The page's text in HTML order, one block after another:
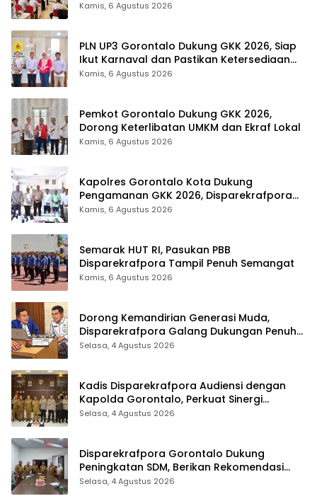
Tingkat Provinsi Gorontalo
Kamis, 6 Agustus 2026
PLN UP3 Gorontalo Dukung GKK 2026, Siap
Ikut Karnaval dan Pastikan Ketersediaan
Listrik
Kamis, 6 Agustus 2026
Pemkot Gorontalo Dukung GKK 2026,
Dorong Keterlibatan UMKM dan Ekraf Lokal
Kamis, 6 Agustus 2026
Kapolres Gorontalo Kota Dukung
Pengamanan GKK 2026, Disparekrafpora
Perkuat Sinergi Lintas Sektor
Kamis, 6 Agustus 2026
Semarak HUT RI, Pasukan PBB
Disparekrafpora Tampil Penuh Semangat
Kamis, 6 Agustus 2026
Dorong Kemandirian Generasi Muda,
Disparekrafpora Galang Dukungan Penuh
Para Aleg Deprov
Selasa, 4 Agustus 2026
Kadis Disparekrafpora Audiensi dengan
Kapolda Gorontalo, Perkuat Sinergi
Sukseskan Gorontalo Karnaval Karawo
Selasa, 4 Agustus 2026
Disparekrafpora Gorontalo Dukung
Peningkatan SDM, Berikan Rekomendasi
Studi S3 bagi Pegawai
Selasa, 4 Agustus 2026